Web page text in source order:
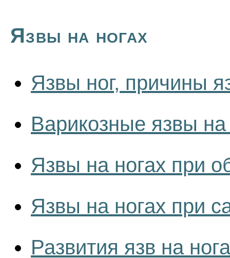
Язвы на ногах
Язвы ног, причины
Варикозные язвы на
Язвы на ногах при
Язвы на ногах при
Развития язв на